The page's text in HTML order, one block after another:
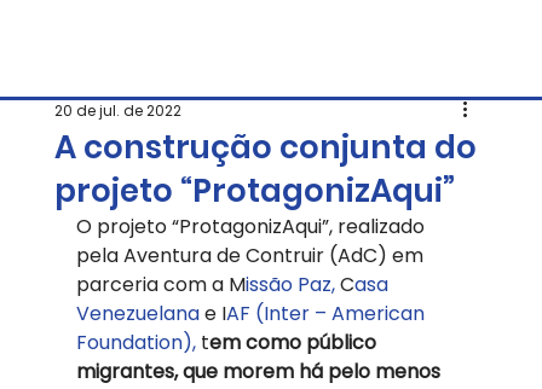
A construção conjunta do
projeto “ProtagonizAqui”
20 de jul. de 2022
O projeto “ProtagonizAqui”, realizado
pela Aventura de Contruir (AdC) em
parceria com a Missão Paz, Casa
Venezuelana e IAF (Inter – American
Foundation), tem como público
migrantes, que morem há pelo menos